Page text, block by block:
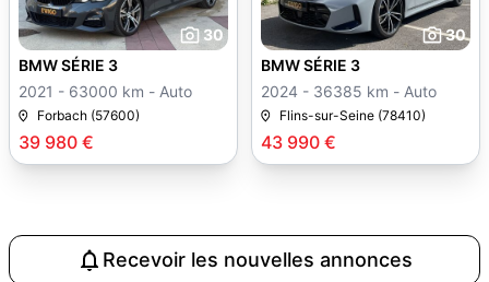
30
39 980 €
BMW SÉRIE 3
2021 - 63000 km - Auto
Forbach (57600)
30
43 990 €
BMW SÉRIE 3
2024 - 36385 km - Auto
Flins-sur-Seine (78410)
Recevoir les nouvelles annonces